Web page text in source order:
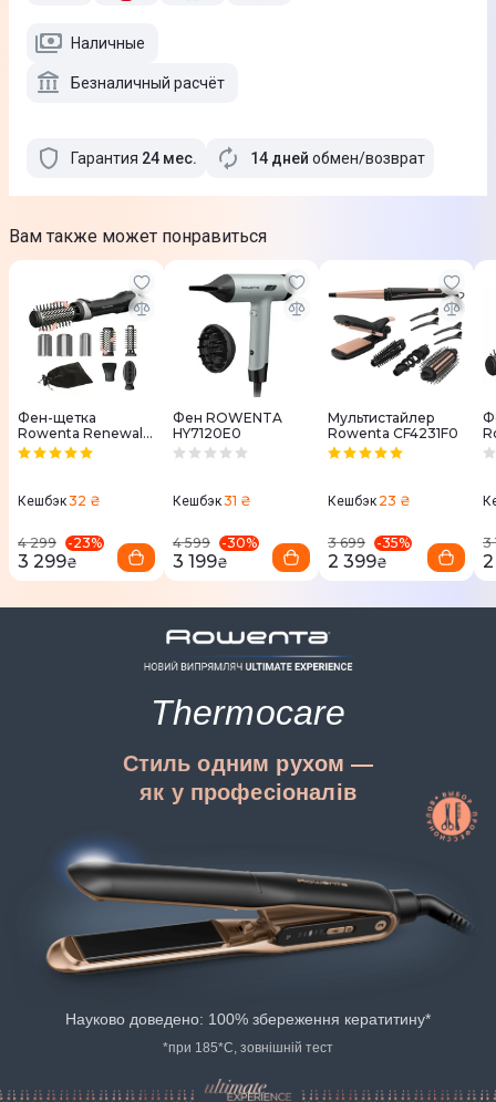
Наличные
Безналичный расчёт
Гарантия 24 мес. 14 дней обмен/возврат
Вам также может понравиться
Фен-щетка
Rowenta Renewal
Brush Active
UB9540F0
Кешбэк32 ₴
4 299 -23%
3 299₴
Фен ROWENTA
HY7120E0
Кешбэк31 ₴
4 599 -30%
3 199₴
Мультистайлер
Rowenta CF4231F0
Кешбэк 23 ₴
3 699 -35%
2 399₴
3
Thermocare
Стиль одним рухом —
як у професіоналів
Науково доведено: 100% збереження кератитину*
*при 185*С, зовнішній тест